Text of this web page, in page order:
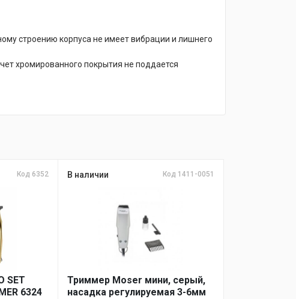
строению корпуса не имеет вибрации и лишнего
хромированного покрытия не поддается
Код 6352
SET
6324
В наличии Код 1411-0051
Триммер Moser мини, серый,
насадка регулируемая 3-6мм